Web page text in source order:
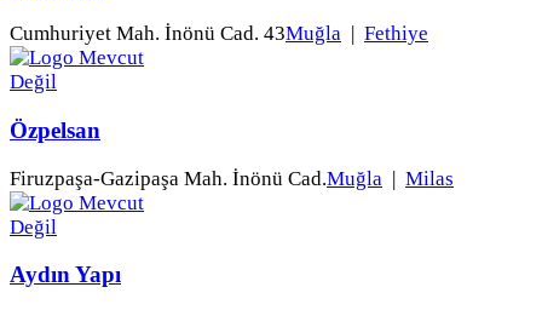
Cumhuriyet Mah. İnönü Cad. 43Muğla Fethiye
Özpelsan
Firuzpaşa-Gazipaşa Mah. İnönü Cad.Muğla | Milas
Aydın Yapı